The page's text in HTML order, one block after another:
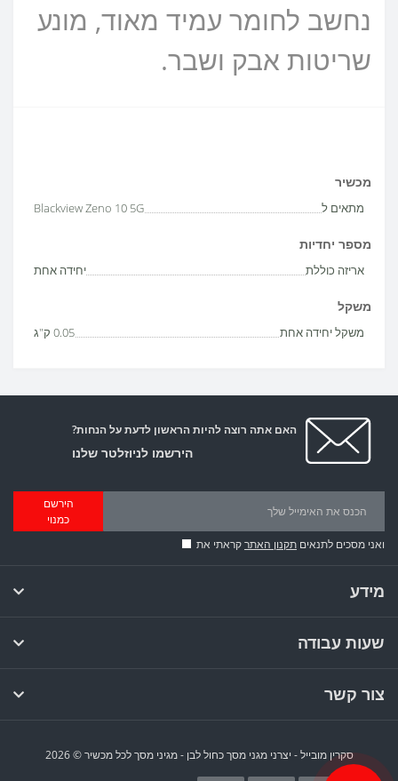
נחשב לחומר עמיד מאוד, מונע
שריטות אבק ושבר.
מכשיר
מתאים ל Blackview Zeno 10 5G
מספר יחדיות
אריזה כוללת יחידה אחת
משקל
משקל יחידה אחת 0.05 ק"ג
האם אתה רוצה להיות הראשון לדעת על הנחות?
הירשמו לניוזלטר שלנו
הירשם
כמנוי
ואני מסכים לתנאים תקנון האתרקראתי את
מידע
שעות עבודה
צור קשר
סקרין מובייל - יצרני מגני מסך כחול לבן - מגיני מסך לכל מכשיר © 2026